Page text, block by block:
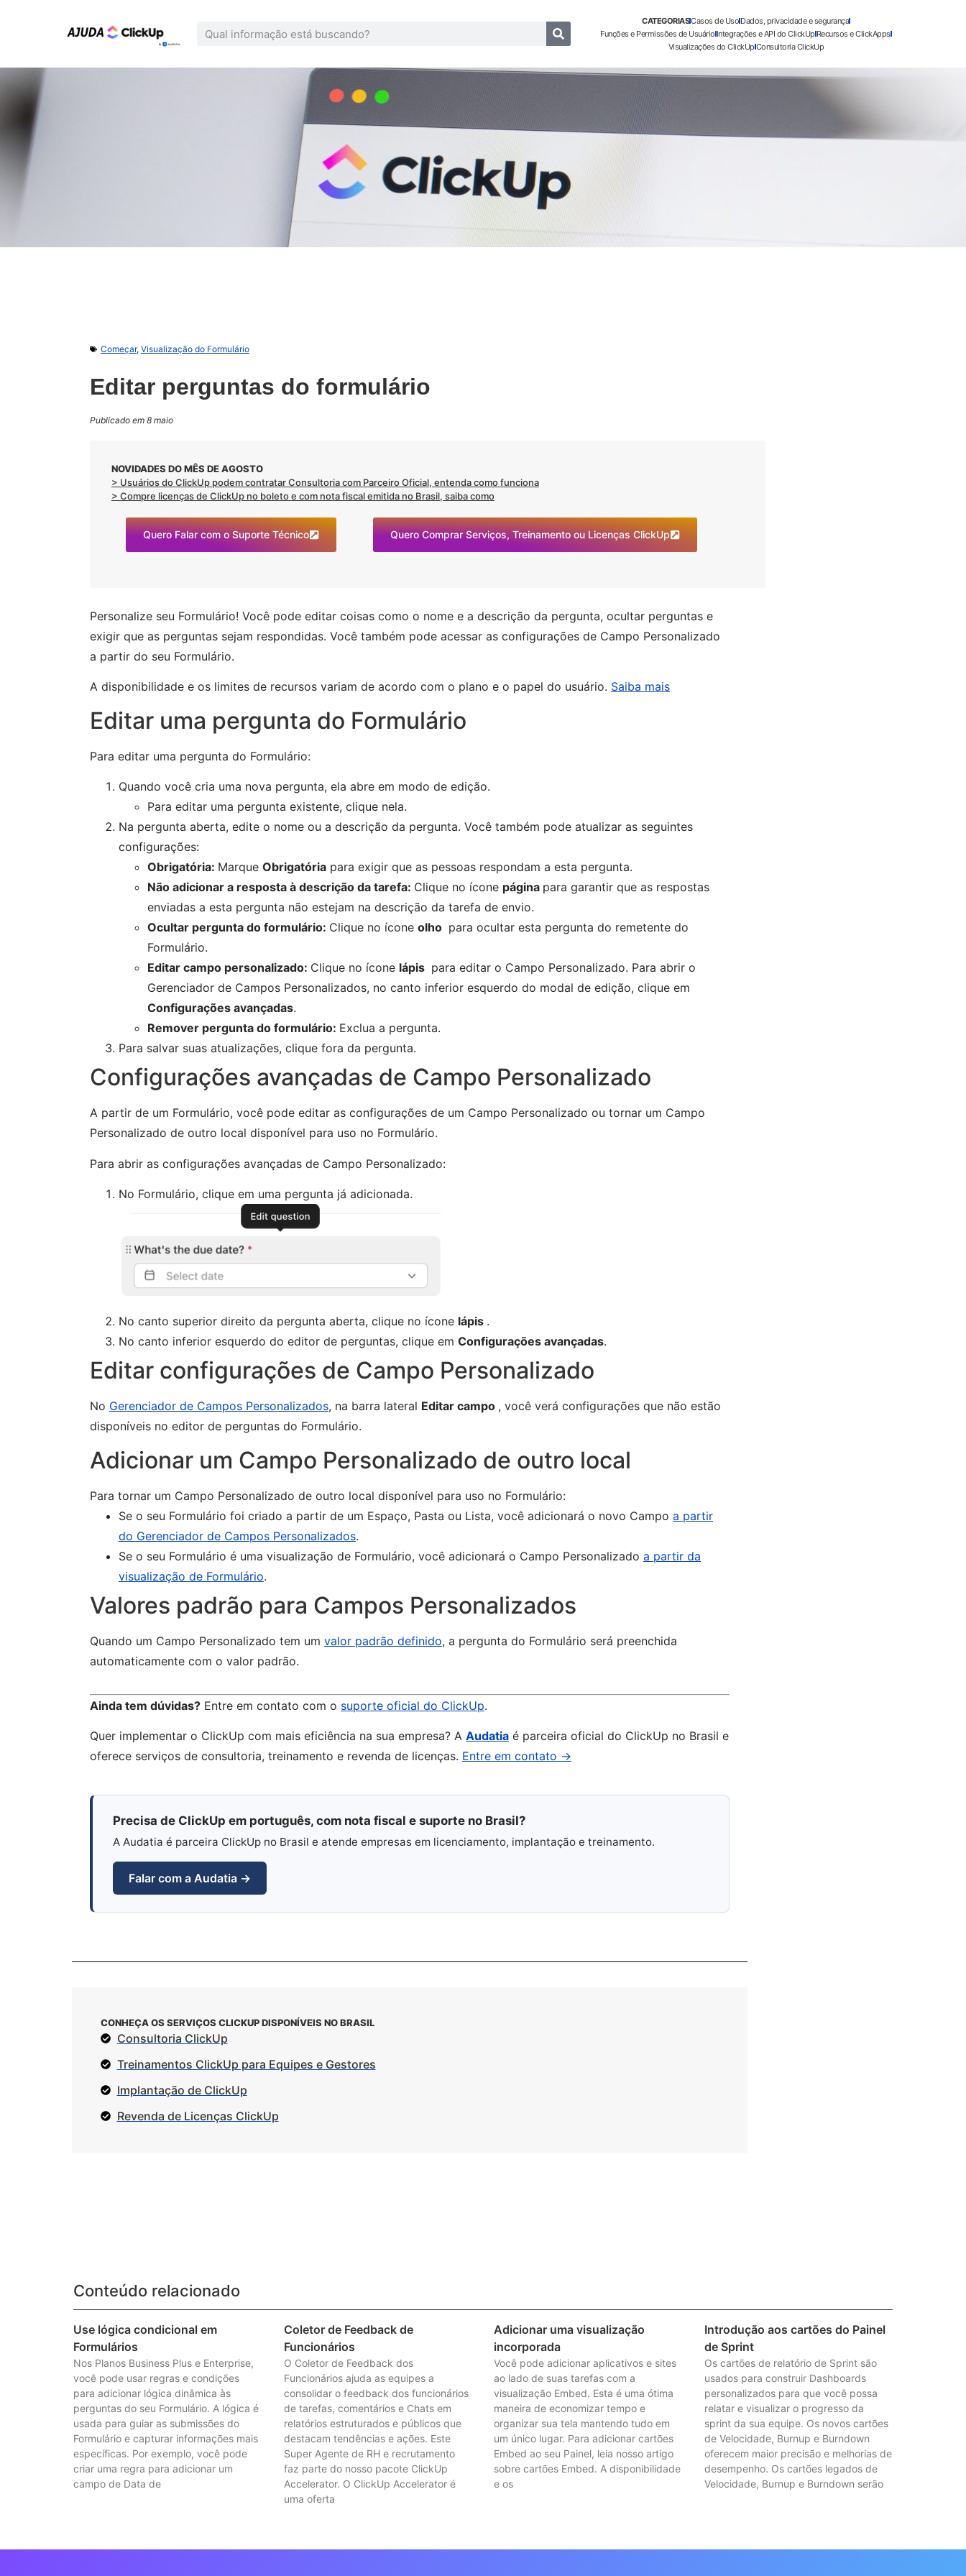
CATEGORIASCasos de Uso Dados, privacidade e segurança
Funções e Permissões de UsuárioIntegrações e API do ClickUpRecursos e ClickApps
Visualizações do ClickUpConsultoria ClickUp
Começar, Visualização do Formulário
Editar perguntas do formulário
Publicado em 8 maio
NOVIDADES DO MÊS DE AGOSTO
> Usuários do ClickUp podem contratar Consultoria com Parceiro Oficial, entenda como funciona
> Compre licenças de ClickUp no boleto e com nota fiscal emitida no Brasil, saiba como
Quero Falar com o Suporte Técnico Quero Comprar Serviços, Treinamento ou Licenças ClickUp
Personalize seu Formulário! Você pode editar coisas como o nome e a descrição da pergunta, ocultar perguntas e
exigir que as perguntas sejam respondidas. Você também pode acessar as configurações de Campo Personalizado
a partir do seu Formulário.
A disponibilidade e os limites de recursos variam de acordo com o plano e o papel do usuário. Saiba mais
Editar uma pergunta do Formulário
Para editar uma pergunta do Formulário:
Quando você cria uma nova pergunta, ela abre em modo de edição.
Para editar uma pergunta existente, clique nela.
Na pergunta aberta, edite o nome ou a descrição da pergunta. Você também pode atualizar as seguintes
configurações:
Obrigatória: Marque Obrigatória para exigir que as pessoas respondam a esta pergunta.
Não adicionar a resposta à descrição da tarefa: Clique no ícone página para garantir que as respostas
enviadas a esta pergunta não estejam na descrição da tarefa de envio.
Ocultar pergunta do formulário: Clique no ícone olho para ocultar esta pergunta do remetente do
Formulário.
Editar campo personalizado: Clique no ícone lápis para editar o Campo Personalizado. Para abrir o
Gerenciador de Campos Personalizados, no canto inferior esquerdo do modal de edição, clique em
Configurações avançadas.
Remover pergunta do formulário: Exclua a pergunta.
Para salvar suas atualizações, clique fora da pergunta.
Configurações avançadas de Campo Personalizado
A partir de um Formulário, você pode editar as configurações de um Campo Personalizado ou tornar um Campo
Personalizado de outro local disponível para uso no Formulário.
Para abrir as configurações avançadas de Campo Personalizado:
No Formulário, clique em uma pergunta já adicionada.
No canto superior direito da pergunta aberta, clique no ícone lápis .
No canto inferior esquerdo do editor de perguntas, clique em Configurações avançadas.
Editar configurações de Campo Personalizado
No Gerenciador de Campos Personalizados, na barra lateral Editar campo , você verá configurações que não estão
disponíveis no editor de perguntas do Formulário.
Adicionar um Campo Personalizado de outro local
Para tornar um Campo Personalizado de outro local disponível para uso no Formulário:
Se o seu Formulário foi criado a partir de um Espaço, Pasta ou Lista, você adicionará o novo Campo a partir
do Gerenciador de Campos Personalizados.
Se o seu Formulário é uma visualização de Formulário, você adicionará o Campo Personalizado a partir da
visualização de Formulário.
Valores padrão para Campos Personalizados
Quando um Campo Personalizado tem um valor padrão definido, a pergunta do Formulário será preenchida
automaticamente com o valor padrão.
Ainda tem dúvidas? Entre em contato com o suporte oficial do ClickUp.
Quer implementar o ClickUp com mais eficiência na sua empresa? A Audatia é parceira oficial do ClickUp no Brasil e
oferece serviços de consultoria, treinamento e revenda de licenças. Entre em contato →
Precisa de ClickUp em português, com nota fiscal e suporte no Brasil?
A Audatia é parceira ClickUp no Brasil e atende empresas em licenciamento, implantação e treinamento.
Falar com a Audatia →
CONHEÇA OS SERVIÇOS CLICKUP DISPONÍVEIS NO BRASIL
Consultoria ClickUp
Treinamentos ClickUp para Equipes e Gestores
Implantação de ClickUp
Revenda de Licenças ClickUp
Conteúdo relacionado
Use lógica condicional em
Formulários
Nos Planos Business Plus e Enterprise,
você pode usar regras e condições
para adicionar lógica dinâmica às
perguntas do seu Formulário. A lógica é
usada para guiar as submissões do
Formulário e capturar informações mais
específicas. Por exemplo, você pode
criar uma regra para adicionar um
campo de Data de
Coletor de Feedback de
Funcionários
O Coletor de Feedback dos
Funcionários ajuda as equipes a
consolidar o feedback dos funcionários
de tarefas, comentários e Chats em
relatórios estruturados e públicos que
destacam tendências e ações. Este
Super Agente de RH e recrutamento
faz parte do nosso pacote ClickUp
Accelerator. O ClickUp Accelerator é
uma oferta
Adicionar uma visualização
incorporada
Você pode adicionar aplicativos e sites
ao lado de suas tarefas com a
visualização Embed. Esta é uma ótima
maneira de economizar tempo e
organizar sua tela mantendo tudo em
um único lugar. Para adicionar cartões
Embed ao seu Painel, leia nosso artigo
sobre cartões Embed. A disponibilidade
e os
Introdução aos cartões do Painel
de Sprint
Os cartões de relatório de Sprint são
usados para construir Dashboards
personalizados para que você possa
relatar e visualizar o progresso da
sprint da sua equipe. Os novos cartões
de Velocidade, Burnup e Burndown
oferecem maior precisão e melhorias de
desempenho. Os cartões legados de
Velocidade, Burnup e Burndown serão